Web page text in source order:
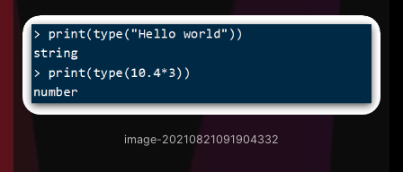
image-20210821091904332